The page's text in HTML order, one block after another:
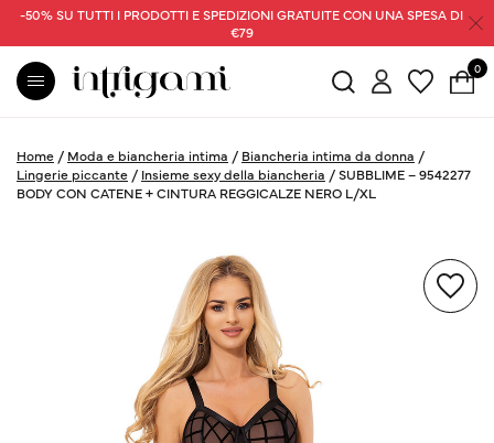
-50% SU TUTTI I PRODOTTI E SPEDIZIONI GRATUITE CON UNA SPESA DI
€79
0
Home / Moda e biancheria intima / Biancheria intima da donna /
Lingerie piccante / Insieme sexy della biancheria /SUBBLIME – 9542277
BODY CON CATENE + CINTURA REGGICALZE NERO L/XL